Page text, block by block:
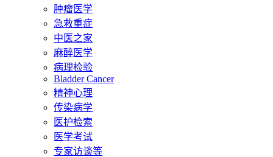
肿瘤医学
急救重症
中医之家
麻醉医学
病理检验
Bladder Cancer
精神心理
传染病学
医护检索
医学考试
专家访谈等